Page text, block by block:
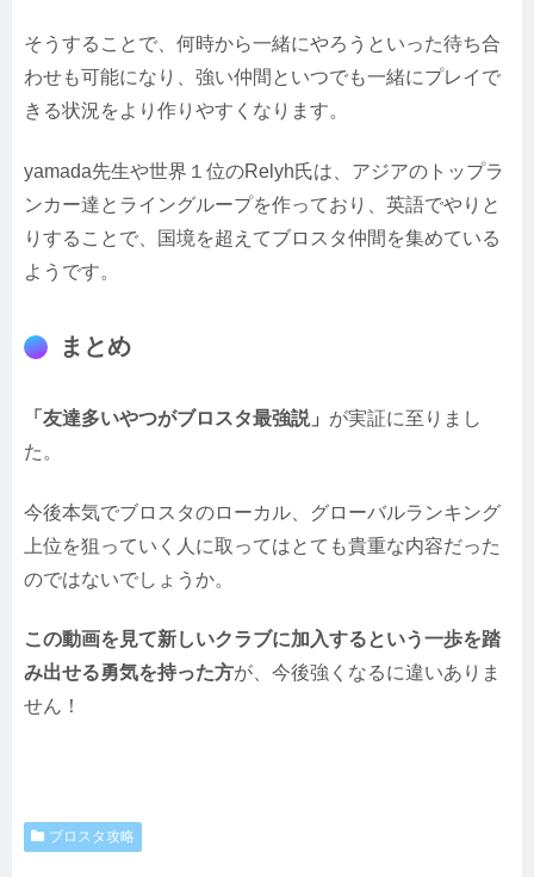
そうすることで、何時から一緒にやろうといった待ち合
わせも可能になり、強い仲間といつでも一緒にプレイで
きる状況をより作りやすくなります。
yamada先生や世界１位のRelyh氏は、アジアのトップラ
ンカー達とライングループを作っており、英語でやりと
りすることで、国境を超えてブロスタ仲間を集めている
ようです。
まとめ
「友達多いやつがブロスタ最強説」 が実証に至りまし
た。
今後本気でブロスタのローカル、グローバルランキング
上位を狙っていく人に取ってはとても貴重な内容だった
のではないでしょうか。
この動画を見て新しいクラブに加入するという一歩を踏
み出せる勇気を持った方が、今後強くなるに違いありま
せん！
ブロスタ攻略